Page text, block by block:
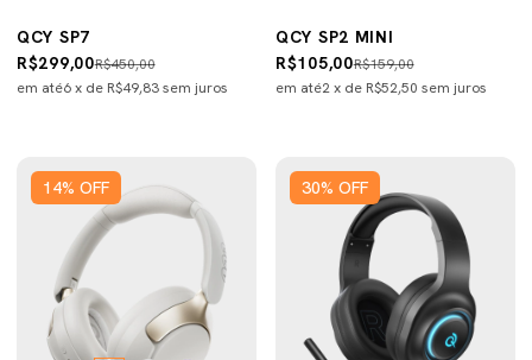
QCY SP7
R$450,00
R$299,00
em até6x de R$49,83sem juros
QCY SP2 MINI
R$159,00
R$105,00
em até2x de R$52,50 sem juros
14% OFF 30% OFF